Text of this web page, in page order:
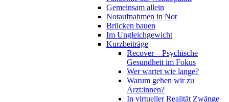
Gemeinsam allein
Notaufnahmen in Not
Brücken bauen
Im Ungleichgewicht
Kurzbeiträge
Recover – Psychische
Gesundheit im Fokus
Wer wartet wie lange?
Warum gehen wir zu
Ärzt:innen?
In virtueller Realität Zwänge